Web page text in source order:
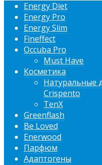
Energy Diet
Energy Pro
Energy Slim
Fineffect
Occuba Pro
Must Have
Косметика
Натуральные
Crispento
TenX
Greenflash
Be Loved
Enerwood
Парфюм
Адаптогены